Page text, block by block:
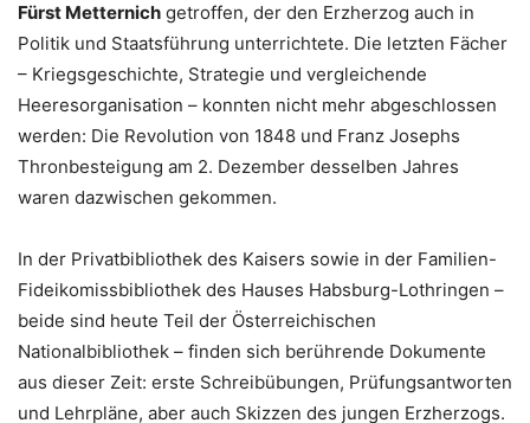
Fürst Metternich getroffen, der den Erzherzog auch in
Politik und Staatsführung unterrichtete. Die letzten Fächer
– Kriegsgeschichte, Strategie und vergleichende
Heeresorganisation – konnten nicht mehr abgeschlossen
werden: Die Revolution von 1848 und Franz Josephs
Thronbesteigung am 2. Dezember desselben Jahres
waren dazwischen gekommen.
In der Privatbibliothek des Kaisers sowie in der Familien-
Fideikomissbibliothek des Hauses Habsburg-Lothringen –
beide sind heute Teil der Österreichischen
Nationalbibliothek – finden sich berührende Dokumente
aus dieser Zeit: erste Schreibübungen, Prüfungsantworten
und Lehrpläne, aber auch Skizzen des jungen Erzherzogs.